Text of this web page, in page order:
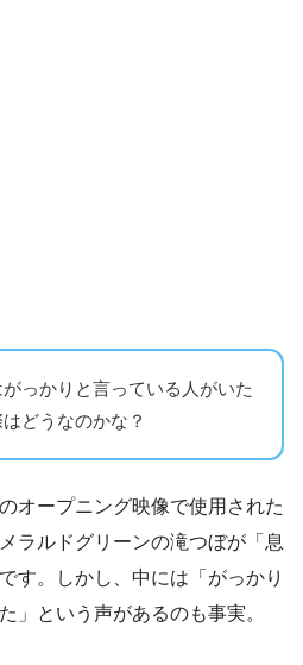
っかりと言っている人がいた
どうなのかな？
オープニング映像で使用された
ラルドグリーンの滝つぼが「息
す。しかし、中には「がっかり
」という声があるのも事実。